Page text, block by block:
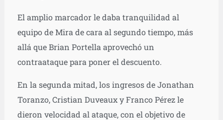
El amplio marcador le daba tranquilidad al
equipo de Mira de cara al segundo tiempo, más
allá que Brian Portella aprovechó un
contraataque para poner el descuento.
En la segunda mitad, los ingresos de Jonathan
Toranzo, Cristian Duveaux y Franco Pérez le
dieron velocidad al ataque, con el objetivo de